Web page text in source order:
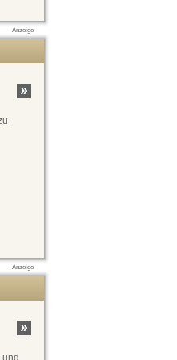
Anzeige
Anzeige
und